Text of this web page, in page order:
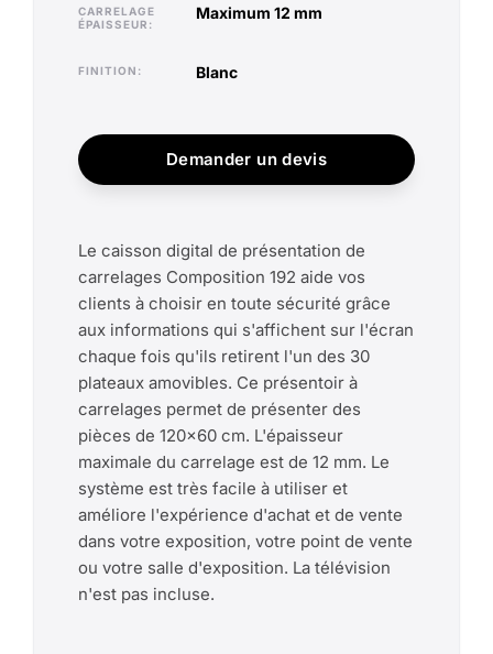
CARRELAGE
ÉPAISSEUR
maximum 12 mm
FINITION blanc
Demander un devis
Le caisson digital de présentation de
carrelages Composition 192 aide vos
clients à choisir en toute sécurité grâce
aux informations qui s'affichent sur l'écran
chaque fois qu'ils retirent l'un des 30
plateaux amovibles. Ce présentoir à
carrelages permet de présenter des
pièces de 120x60 cm. L'épaisseur
maximale du carrelage est de 12 mm. Le
système est très facile à utiliser et
améliore l'expérience d'achat et de vente
dans votre exposition, votre point de vente
ou votre salle d'exposition. La télévision
n'est pas incluse.